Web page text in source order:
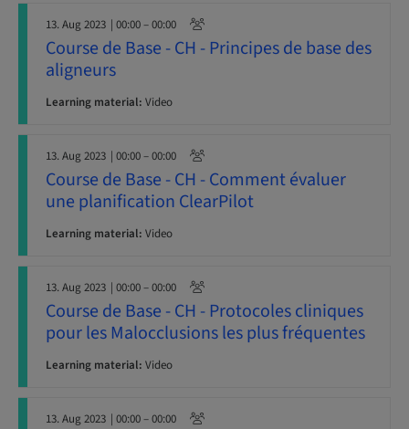
13. Aug 2023 | 00:00 – 00:00
Course de Base - CH - Principes de base des
aligneurs
Learning material: Video
13. Aug 2023 | 00:00 – 00:00
Course de Base - CH - Comment évaluer
une planification ClearPilot
Learning material: Video
13. Aug 2023 | 00:00 – 00:00
Course de Base - CH - Protocoles cliniques
pour les Malocclusions les plus fréquentes
Learning material: Video
13. Aug 2023 | 00:00 – 00:00